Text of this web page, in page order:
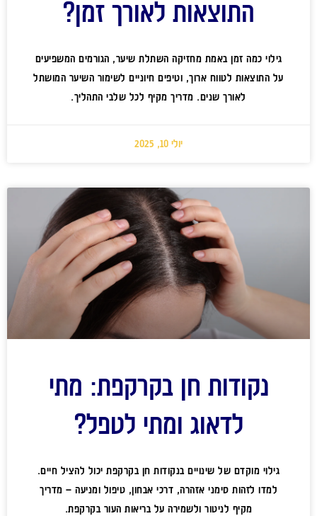
התוצאות לאורך זמן?
גילוי כמה זמן באמת מחזיקה השתלת שיער, הגורמים המשפיעים
על התוצאות לטווח ארוך, וטיפים חיוניים לשימור השיער המושתל
לאורך שנים. מדריך מקיף לכל שלבי התהליך.
יולי 10, 2025
נקודות חן בקרקפת: מתי
לדאוג ומתי לטפל?
גילוי מוקדם של שינויים בנקודות חן בקרקפת יכול להציל חיים.
למדו לזהות סימני אזהרה, דרכי אבחון, טיפול ומניעה – מדריך
מקיף לניטור ולשמירה על בריאות העור בקרקפת.